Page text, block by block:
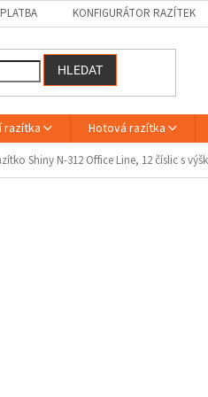
KONFIGURÁTOR RAZÍTEK
HLEDAT
razítka Hotová razítka
Shiny N-312 Office Line, 12 číslic s